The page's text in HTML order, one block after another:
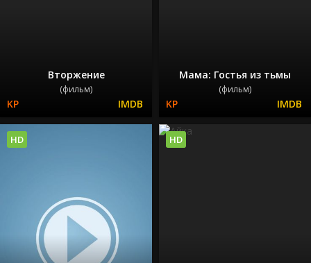
Вторжение
(фильм)
Мама: Гостья из тьмы
(фильм)
HD HD